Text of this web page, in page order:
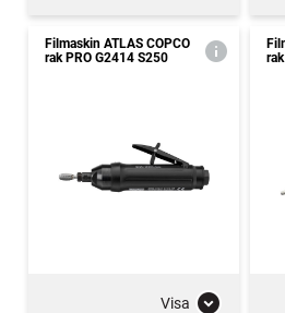
Filmaskin ATLAS COPCO
rak PRO G2414 S250
Visa